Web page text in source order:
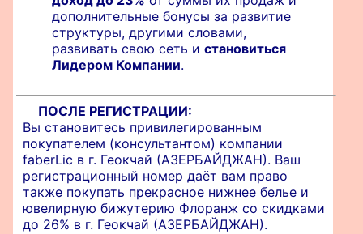
дополнительные бонусы за развитие
структуры, другими словами,
развивать свою сеть и становиться
Лидером Компании.
ПОСЛЕ РЕГИСТРАЦИИ:
Вы становитесь привилегированным
покупателем (консультантом) компании
faberLic в г. Геокчай (АЗЕРБАЙДЖАН). Ваш
регистрационный номер даёт вам право
также покупать прекрасное нижнее белье и
ювелирную бижутерию Флоранж со скидками
до 26% в г. Геокчай (АЗЕРБАЙДЖАН).